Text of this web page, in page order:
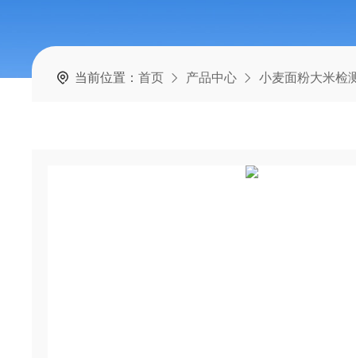
当前位置：首页 产品中心 小麦面粉大米检